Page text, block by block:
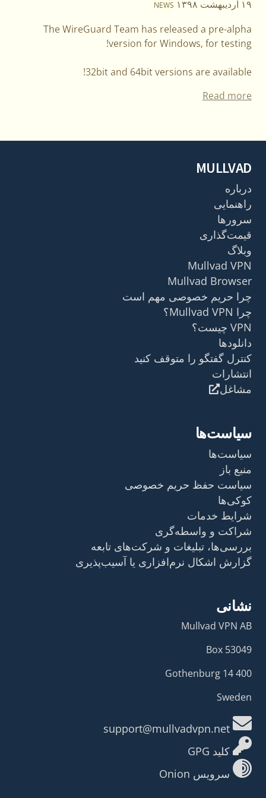
۱۹ اردیبهشت ۱۳۹۸ NEWS
The WireGuard Team has released a pre-alpha
version for Windows, for testing!
32bit and 64bit versions are available!
Read more
MULLVAD
درباره
راهنمایی
سرورها
قیمت‌گذاری
وبلاگ
Mullvad VPN
Mullvad Browser
چرا حریم خصوصی مهم است
چرا Mullvad VPN؟
VPN چیست؟
دانلودها
کنترل گفتگو را متوقف کنید
انتشارات
مشاغل
سیاست‌ها
سیاست‌ها
منبع باز
سیاست حفظ حریم خصوصی
کوکی‌ها
شرایط خدمات
شراکت و واسطه‌گری
بررسی‌ها، تبلیغات و شرکت‌های تابعه
گزارش اشکال نرم‌افزاری یا آسیب‌پذیری
نشانی
Mullvad VPN AB
Box 53049
400 14 Gothenburg
Sweden
کلید GPG
سرویس Onion